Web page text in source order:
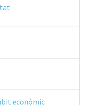
econòmic